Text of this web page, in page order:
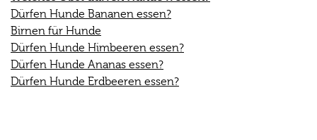
Dürfen Hunde Bananen essen?
Birnen für Hunde
Dürfen Hunde Himbeeren essen?
Dürfen Hunde Ananas essen?
Dürfen Hunde Erdbeeren essen?